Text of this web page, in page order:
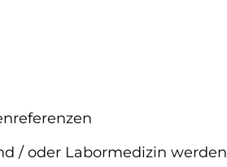
/ oder Labormedizin werden